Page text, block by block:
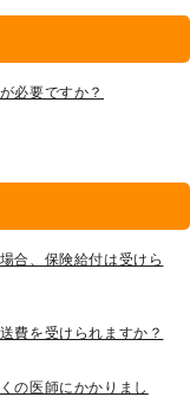
必要ですか？
合、保険給付は受けら
費を受けられますか？
の医師にかかりまし